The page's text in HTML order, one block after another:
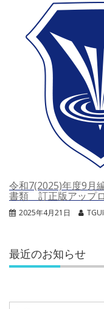
令和7(2025)年度9月
書類 訂正版アップ
2025年4月21日
最近のお知らせ